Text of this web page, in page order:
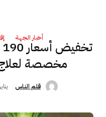
أخبار الجهة
مخصصة لعلاج
قلم الناس يناير 13, 2025